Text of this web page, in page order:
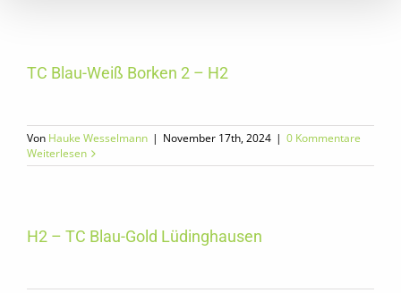
TC Blau-Weiß Borken 2 – H2
Von Hauke Wesselmann | November 17th, 2024 | 0 Kommentare
Weiterlesen
H2 – TC Blau-Gold Lüdinghausen